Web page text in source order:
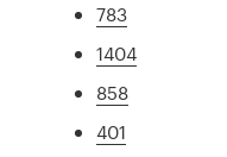
783
1404
858
401